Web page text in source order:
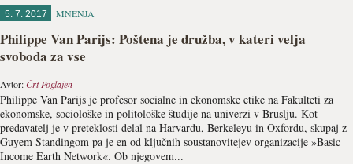
5. 7. 2017 MNENJA
Philippe Van Parijs: Poštena je družba, v kateri velja
svoboda za vse
Avtor:Črt Poglajen
Philippe Van Parijs je profesor socialne in ekonomske etike na Fakulteti za
ekonomske, sociološke in politološke študije na univerzi v Bruslju. Kot
predavatelj je v preteklosti delal na Harvardu, Berkeleyu in Oxfordu, skupaj z
Guyem Standingom pa je en od ključnih soustanovitejev organizacije »Basic
Income Earth Network«. Ob njegovem...